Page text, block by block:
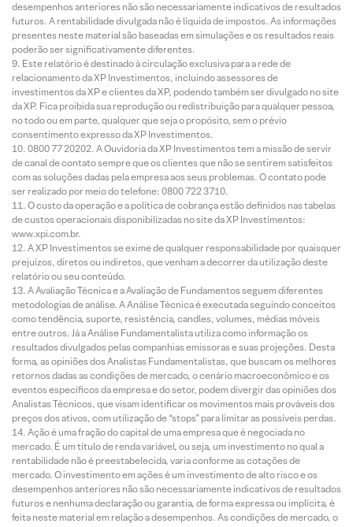
desempenhos anteriores não são necessariamente indicativos de resultados
futuros. A rentabilidade divulgada não é líquida de impostos. As informações
presentes neste material são baseadas em simulações e os resultados reais
poderão ser significativamente diferentes.
Este relatório é destinado à circulação exclusiva para a rede de
relacionamento da XP Investimentos, incluindo assessores de
investimentos da XP e clientes da XP, podendo também ser divulgado no site
da XP. Fica proibida sua reprodução ou redistribuição para qualquer pessoa,
no todo ou em parte, qualquer que seja o propósito, sem o prévio
consentimento expresso da XP Investimentos.
0800 77 20202. A Ouvidoria da XP Investimentos tem a missão de servir
de canal de contato sempre que os clientes que não se sentirem satisfeitos
com as soluções dadas pela empresa aos seus problemas. O contato pode
ser realizado por meio do telefone: 0800 722 3710.
O custo da operação e a política de cobrança estão definidos nas tabelas
de custos operacionais disponibilizadas no site da XP Investimentos:
www.xpi.com.br.
A XP Investimentos se exime de qualquer responsabilidade por quaisquer
prejuízos, diretos ou indiretos, que venham a decorrer da utilização deste
relatório ou seu conteúdo.
A Avaliação Técnica e a Avaliação de Fundamentos seguem diferentes
metodologias de análise. A Análise Técnica é executada seguindo conceitos
como tendência, suporte, resistência, candles, volumes, médias móveis
entre outros. Já a Análise Fundamentalista utiliza como informação os
resultados divulgados pelas companhias emissoras e suas projeções. Desta
forma, as opiniões dos Analistas Fundamentalistas, que buscam os melhores
retornos dadas as condições de mercado, o cenário macroeconômico e os
eventos específicos da empresa e do setor, podem divergir das opiniões dos
Analistas Técnicos, que visam identificar os movimentos mais prováveis dos
preços dos ativos, com utilização de “stops” para limitar as possíveis perdas.
Ação é uma fração do capital de uma empresa que é negociada no
mercado. É um título de renda variável, ou seja, um investimento no qual a
rentabilidade não é preestabelecida, varia conforme as cotações de
mercado. O investimento em ações é um investimento de alto risco e os
desempenhos anteriores não são necessariamente indicativos de resultados
futuros e nenhuma declaração ou garantia, de forma expressa ou implícita, é
feita neste material em relação a desempenhos. As condições de mercado, o